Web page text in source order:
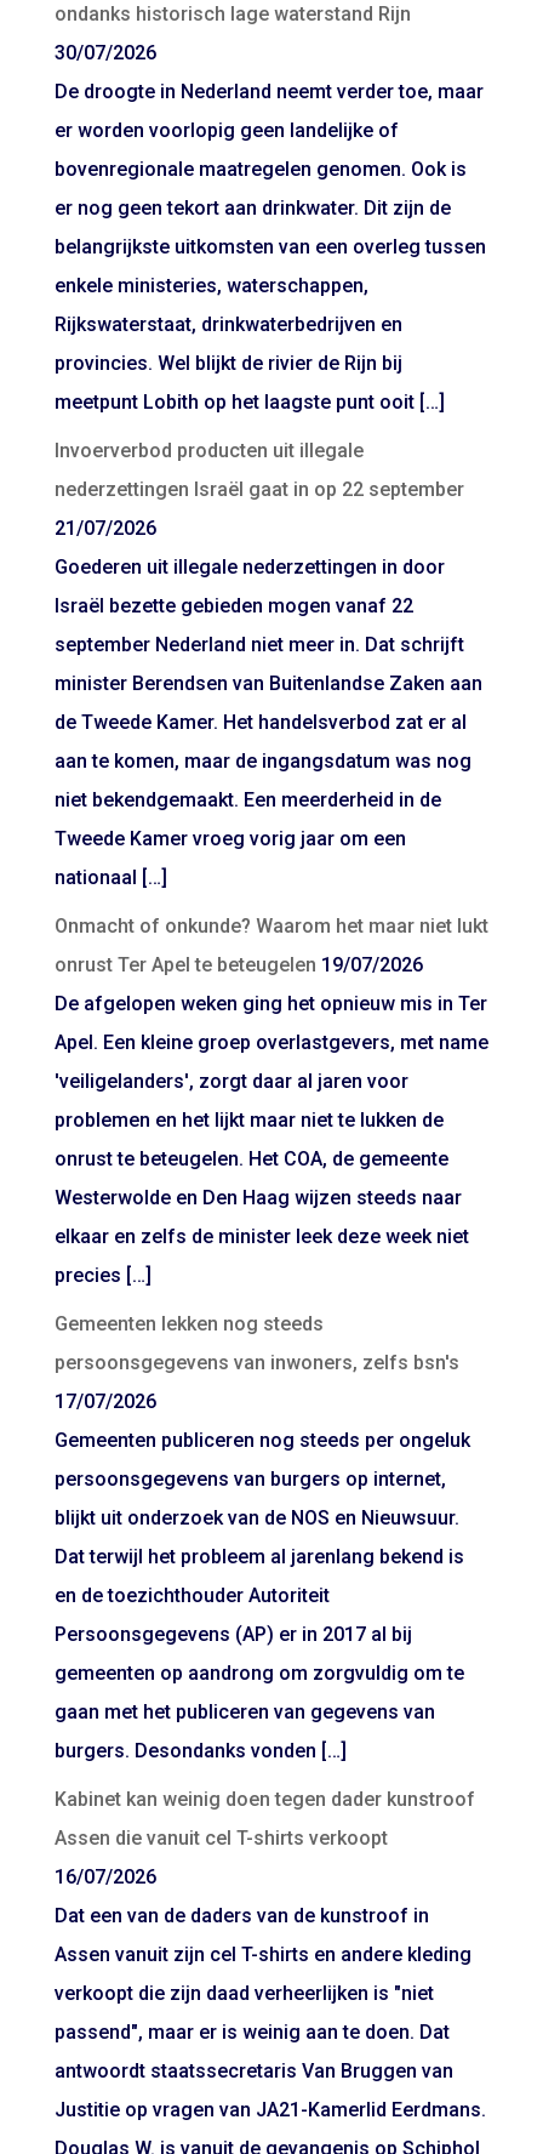
ondanks historisch lage waterstand Rijn
30/07/2026
De droogte in Nederland neemt verder toe, maar
er worden voorlopig geen landelijke of
bovenregionale maatregelen genomen. Ook is
er nog geen tekort aan drinkwater. Dit zijn de
belangrijkste uitkomsten van een overleg tussen
enkele ministeries, waterschappen,
Rijkswaterstaat, drinkwaterbedrijven en
provincies. Wel blijkt de rivier de Rijn bij
meetpunt Lobith op het laagste punt ooit […]
Invoerverbod producten uit illegale
nederzettingen Israël gaat in op 22 september
21/07/2026
Goederen uit illegale nederzettingen in door
Israël bezette gebieden mogen vanaf 22
september Nederland niet meer in. Dat schrijft
minister Berendsen van Buitenlandse Zaken aan
de Tweede Kamer. Het handelsverbod zat er al
aan te komen, maar de ingangsdatum was nog
niet bekendgemaakt. Een meerderheid in de
Tweede Kamer vroeg vorig jaar om een
nationaal […]
Onmacht of onkunde? Waarom het maar niet lukt
onrust Ter Apel te beteugelen 19/07/2026
De afgelopen weken ging het opnieuw mis in Ter
Apel. Een kleine groep overlastgevers, met name
'veiligelanders', zorgt daar al jaren voor
problemen en het lijkt maar niet te lukken de
onrust te beteugelen. Het COA, de gemeente
Westerwolde en Den Haag wijzen steeds naar
elkaar en zelfs de minister leek deze week niet
precies […]
Gemeenten lekken nog steeds
persoonsgegevens van inwoners, zelfs bsn's
17/07/2026
Gemeenten publiceren nog steeds per ongeluk
persoonsgegevens van burgers op internet,
blijkt uit onderzoek van de NOS en Nieuwsuur.
Dat terwijl het probleem al jarenlang bekend is
en de toezichthouder Autoriteit
Persoonsgegevens (AP) er in 2017 al bij
gemeenten op aandrong om zorgvuldig om te
gaan met het publiceren van gegevens van
burgers. Desondanks vonden […]
Kabinet kan weinig doen tegen dader kunstroof
Assen die vanuit cel T-shirts verkoopt
16/07/2026
Dat een van de daders van de kunstroof in
Assen vanuit zijn cel T-shirts en andere kleding
verkoopt die zijn daad verheerlijken is "niet
passend", maar er is weinig aan te doen. Dat
antwoordt staatssecretaris Van Bruggen van
Justitie op vragen van JA21-Kamerlid Eerdmans.
Douglas W. is vanuit de gevangenis op Schiphol